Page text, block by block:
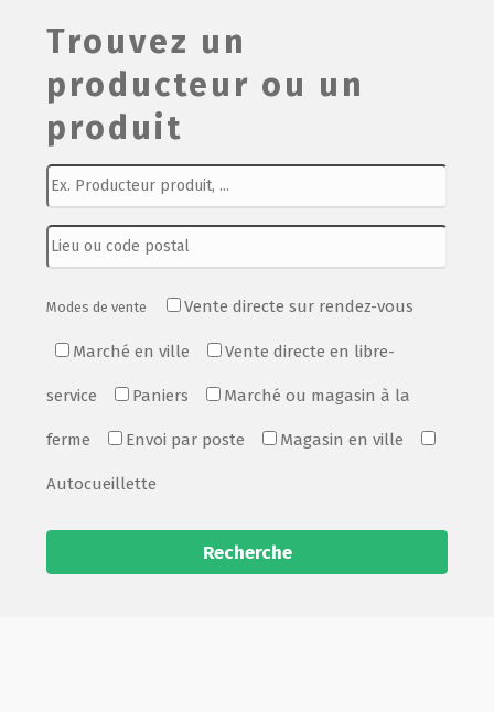
Trouvez un
producteur ou un
produit
Modes de vente Vente directe sur rendez-vous
Marché en ville Vente directe en libre-
service Paniers Marché ou magasin à la
ferme Envoi par poste Magasin en ville
Autocueillette
Recherche
Film de présentation
Fête Marché Paysan